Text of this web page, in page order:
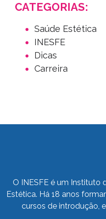
CATEGORIAS:
Saúde Estética
INESFE
Dicas
Carreira
O INESFE é um Instituto
Estética. Há 18 anos
cursos de introdução,